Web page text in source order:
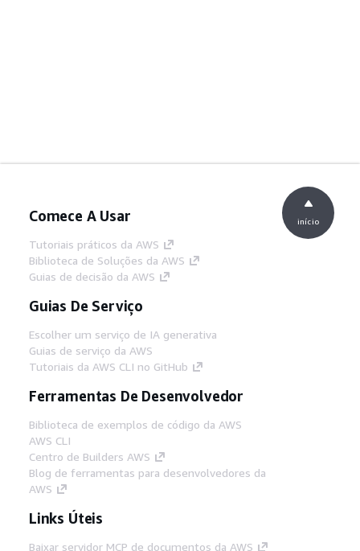
Comece A Usar
Tutoriais práticos da AWS
Biblioteca de Soluções da AWS
Guias de decisão da AWS
Guias De Serviço
Escolher um serviço de IA generativa
Guias de serviço da AWS
Tutoriais da AWS CLI no GitHub
Ferramentas De Desenvolvedor
Biblioteca de exemplos de código da AWS
AWS CLI
Centro de Builders AWS
Blog de ferramentas para desenvolvedores da
AWS
Links Úteis
Baixar servidor MCP de documentos da AWS
início